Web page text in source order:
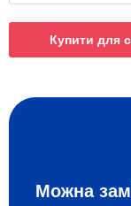
Купити для
Можна